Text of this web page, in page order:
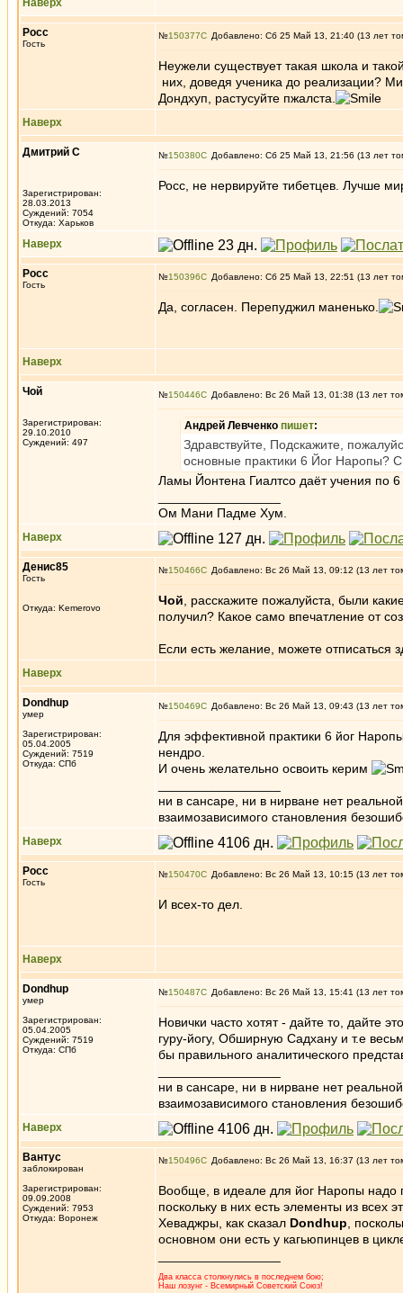
Наверх
Росс
Гость
№150377 Добавлено: Сб 25 Май 13, 21:40 (13 лет
Неужели существует такая школа и
них, доведя ученика до реализации?
Дондхуп, растусуйте пжалста.
Наверх
Дмитрий С
Зарегистрирован:
28.03.2013
Суждений: 7054
Откуда: Харьков
№150380 Добавлено: Сб 25 Май 13, 21:56 (13 лет
Росс, не нервируйте тибетцев. Лучше
Наверх
Росс
Гость
№150396 Добавлено: Сб 25 Май 13, 22:51 (13 лет
Да, согласен. Перепуджил маненько.
Наверх
Чой
Зарегистрирован:
29.10.2010
Суждений: 497
№150446 Добавлено: Вс 26 Май 13, 01:38 (13 лет
Андрей Левченко пишет:
Здравствуйте, Подскажите,
основные практики 6 Йог Наропы?
Ламы Йонтена Гиалтсо даёт учения по
Ом Мани Падме Хум.
Наверх
Денис85
Гость
Откуда: Kemerovo
№150466 Добавлено: Вс 26 Май 13, 09:12 (13 лет
Чой , расскажите пожалуйста, были
получил? Какое само впечатление от
Если есть желание, можете отписаться
Наверх
Dondhup
умер
Зарегистрирован:
05.04.2005
Суждений: 7519
Откуда: СПб
№150469 Добавлено: Вс 26 Май 13, 09:43 (13 лет
Для эффективной практики 6 йог
нендро.
И очень желательно освоить керим
ни в сансаре, ни в нирване нет
взаимозависимого становления
Наверх
Росс
Гость
№150470 Добавлено: Вс 26 Май 13, 10:15 (13 лет
И всех-то дел.
Наверх
Dondhup
умер
Зарегистрирован:
05.04.2005
Суждений: 7519
Откуда: СПб
№150487 Добавлено: Вс 26 Май 13, 15:41 (13 лет
Новички часто хотят - дайте то, дайте
гуру-йогу, Обширную Садхану и т.е
бы правильного аналитического
ни в сансаре, ни в нирване нет
взаимозависимого становления
Наверх
Вантус
заблокирован
Зарегистрирован:
09.09.2008
Суждений: 7953
Откуда: Воронеж
№150496 Добавлено: Вс 26 Май 13, 16:37 (13 лет
Вообще, в идеале для йог Наропы надо
поскольку в них есть элементы из всех
Хеваджры, как сказал Dondhup ,
основном они есть у кагьюпинцев в
Два класса столкнулись в последнем бою;
Наш лозунг - Всемирный Советский Союз!